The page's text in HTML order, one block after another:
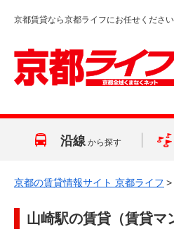
京都賃貸なら京都ライフにお任せくださ
沿線 から探す
京都の賃貸情報サイト 京都ライフ >
山崎駅の賃貸（賃貸マ